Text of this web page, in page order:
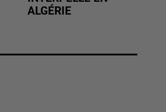
ALGÉRIE